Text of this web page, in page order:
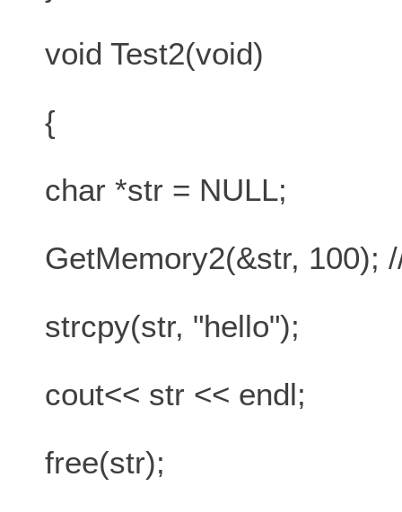
void Test2(void)
{
char *str = NULL;
GetMemory2(&str, 100);
strcpy(str, "hello");
cout<< str << endl;
free(str);